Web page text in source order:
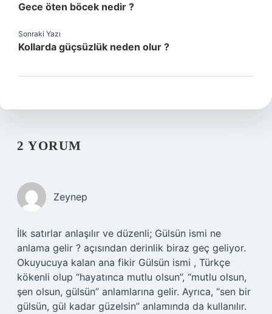
Gece öten böcek nedir ?
Sonraki Yazı
Kollarda güçsüzlük neden olur ?
2 YORUM
Zeynep
İlk satırlar anlaşılır ve düzenli; Gülsün ismi ne
anlama gelir ? açısından derinlik biraz geç geliyor.
Okuyucuya kalan ana fikir Gülsün ismi , Türkçe
kökenli olup “hayatınca mutlu olsun”, “mutlu olsun,
şen olsun, gülsün” anlamlarına gelir. Ayrıca, “sen bir
gülsün, gül kadar güzelsin” anlamında da kullanılır.